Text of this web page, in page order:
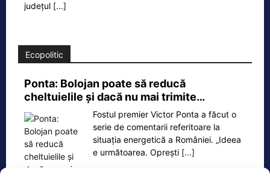
județul [...]
Ecopolitic
Ponta: Bolojan poate să reducă
cheltuielile şi dacă nu mai trimite…
Fostul premier Victor Ponta a făcut o
serie de comentarii referitoare la
situația energetică a României. „Ideea
e următoarea. Oprești [...]